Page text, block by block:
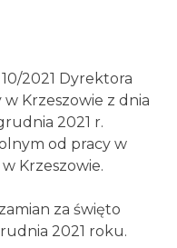
2021 Dyrektora
Krzeszowie z dnia
2021 r.
od pracy w
Krzeszowie.
za święto
2021 roku.